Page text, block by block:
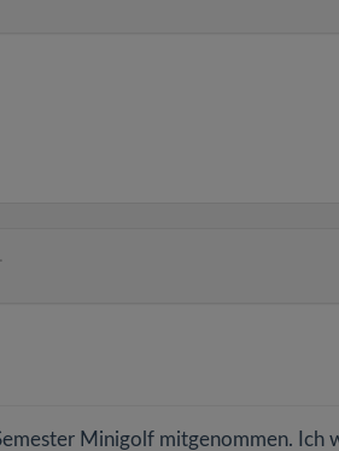
Minigolf mitgenommen. Ich